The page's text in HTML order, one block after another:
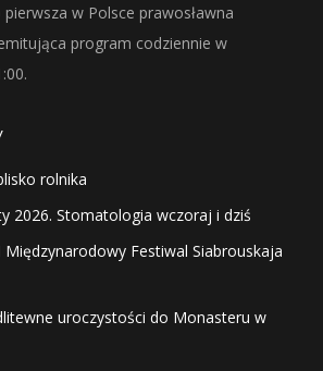
w Polsce prawosławna
program codziennie w
rolnika
2026. Stomatologia wczoraj i dziś
Międzynarodowy Festiwal Siabrouskaja
uroczystości do Monasteru w